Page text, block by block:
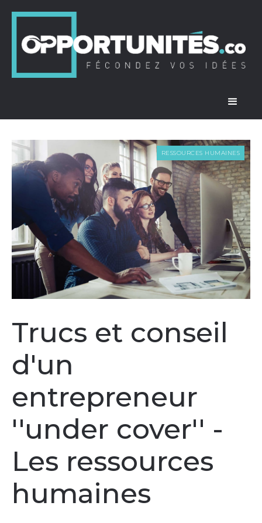
RESSOURCES HUMAINES
Trucs et conseil
d'un
entrepreneur
''under cover'' -
Les ressources
humaines